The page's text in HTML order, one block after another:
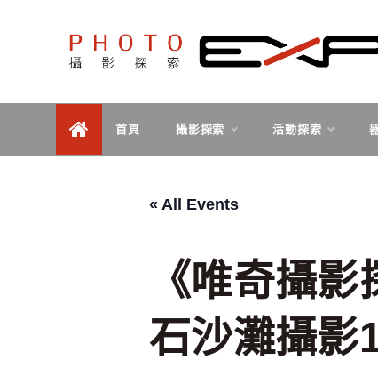
PHOTOEXP攝影探索
首頁 攝影探索 活動探索
« All Events
《唯奇攝
石沙灘攝影